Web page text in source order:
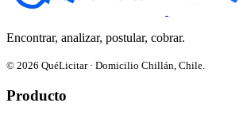
Encontrar, analizar, postular, cobrar.
© 2026 QuéLicitar · Domicilio Chillán, Chile.
Producto